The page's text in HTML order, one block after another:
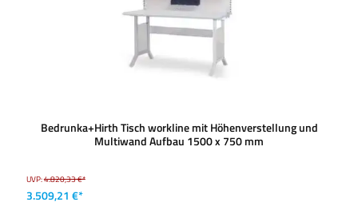
Bedrunka+Hirth Tisch workline mit Höhenverstellung und
Multiwand Aufbau 1500 x 750 mm
UVP:4.820,33 €*
3.509,21 €*